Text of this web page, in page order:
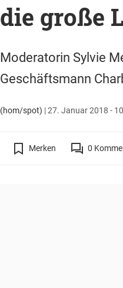
die große
Moderatorin Sylvie
Geschäftsmann
(hom/spot) |27. Januar 2018 -
Merken 0